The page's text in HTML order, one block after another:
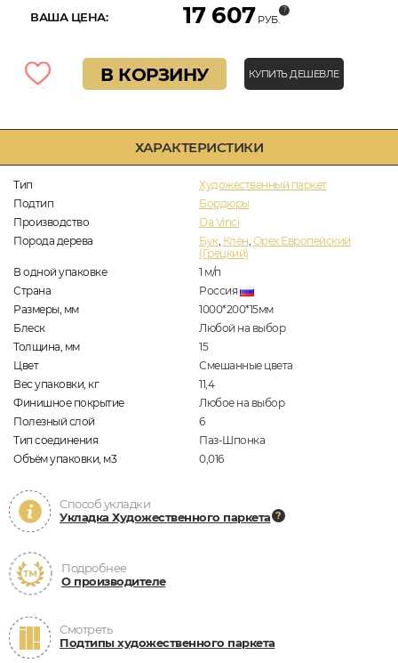
ХАРАКТЕРИСТИКИ
Тип
Художественный паркет
Подтип
Бордюры
Производство
Da Vinci
Порода дерева
Бук, Клён, Орех Европейский
(Грецкий)
В одной упаковке
1 м/п
Страна
Россия
Размеры, мм
1000*200*15мм
Блеск
Любой на выбор
Толщина, мм
15
Цвет
Смешанные цвета
Вес упаковки, кг
11,4
Финишное покрытие
Любое на выбор
Полезный слой
6
Тип соединения
Паз-Шпонка
Объём упаковки, м3
0,016
Способ укладки
Укладка Художественного паркета
Подробнее
О производителе
Смотреть
Подтипы художественного паркета
ВАША ЦЕНА: 17 607 РУБ.
В КОРЗИНУ КУПИТЬ ДЕШЕВЛЕ